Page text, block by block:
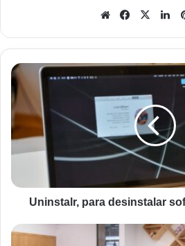
Sitio
Facebook
X
Uninstalr,
para
desinstalar
software
en
Windows
Uninstalr, para desinstalar
SiteGround,